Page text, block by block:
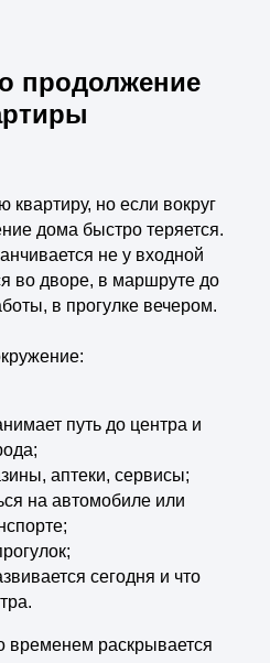
продолжение
но если вокруг
дома быстро теряется.
не у входной
во дворе, в маршруте до
в прогулке вечером.
путь до центра и
аптеки, сервисы;
на автомобиле или
сегодня и что
временем раскрывается